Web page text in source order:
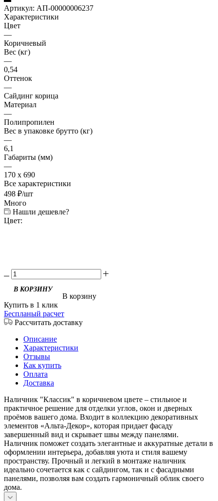
Артикул: АП-00000006237
Характеристики
Цвет
—
Коричневый
Вес (кг)
—
0,54
Оттенок
—
Сайдинг корица
Материал
—
Полипропилен
Вес в упаковке брутто (кг)
—
6,1
Габариты (мм)
—
170 x 690
Все характеристики
498 ₽/шт
Много
Нашли дешевле?
Цвет:
В корзину
Купить в 1 клик
Беспланый расчет
Рассчитать доставку
Описание
Характеристики
Отзывы
Как купить
Оплата
Доставка
Наличник "Классик" в коричневом цвете – стильное и
практичное решение для отделки углов, окон и дверных
проёмов вашего дома. Входит в коллекцию декоративных
элементов «Альта-Декор», которая придает фасаду
завершенный вид и скрывает швы между панелями.
Наличник поможет создать элегантные и аккуратные детали в
оформлении интерьера, добавляя уюта и стиля вашему
пространству. Прочный и легкий в монтаже наличник
идеально сочетается как с сайдингом, так и с фасадными
панелями, позволяя вам создать гармоничный облик своего
дома.